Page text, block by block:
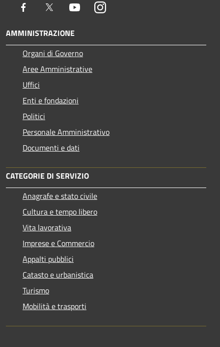
Facebook Twitter YoutubeInstagram
AMMINISTRAZIONE
Organi di Governo
Aree Amministrative
Uffici
Enti e fondazioni
Politici
Personale Amministrativo
Documenti e dati
CATEGORIE DI SERVIZIO
Anagrafe e stato civile
Cultura e tempo libero
Vita lavorativa
Imprese e Commercio
Appalti pubblici
Catasto e urbanistica
Turismo
Mobilità e trasporti